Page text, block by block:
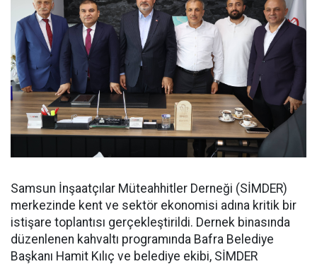
Samsun İnşaatçılar Müteahhitler Derneği (SİMDER)
merkezinde kent ve sektör ekonomisi adına kritik bir
istişare toplantısı gerçekleştirildi. Dernek binasında
düzenlenen kahvaltı programında Bafra Belediye
Başkanı Hamit Kılıç ve belediye ekibi, SİMDER